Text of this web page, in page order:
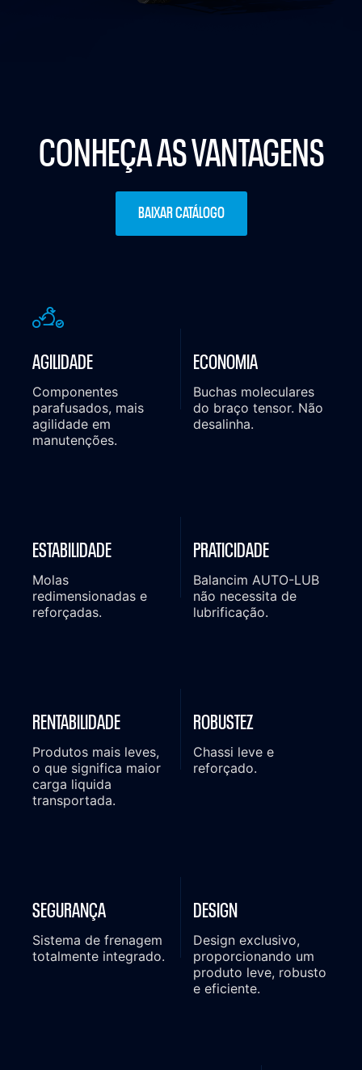
CONHEÇA AS VANTAGENS
BAIXAR CATÁLOGO
AGILIDADE
Componentes
parafusados, mais
agilidade em
manutenções.
ECONOMIA
Buchas moleculares
do braço tensor. Não
desalinha.
ESTABILIDADE
Molas
redimensionadas e
reforçadas.
PRATICIDADE
Balancim AUTO-LUB
não necessita de
lubrificação.
RENTABILIDADE
Produtos mais leves,
o que significa maior
carga liquida
transportada.
ROBUSTEZ
Chassi leve e
reforçado.
SEGURANÇA
Sistema de frenagem
totalmente integrado.
DESIGN
Design exclusivo,
proporcionando um
produto leve, robusto
e eficiente.